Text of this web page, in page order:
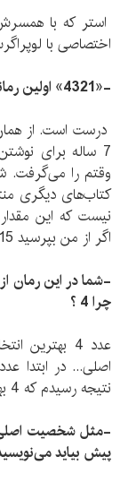
استر که با
اختصاصی با
-«4321» اولین رمانی از شما است که 7 سال انتشارش طول کشید؟
7 ساله برای
وقتم را می‌گرفت.
کتاب‌های دیگری
نیست که این
اگر از من بپرسید 15 سال هم وقت صرف کرده‌ام.
چرا 4 ؟
اصلی... در ابتدا
نتیجه رسیدم که 4 بهترین است.
-مثل شخصیت
پیش بیاید